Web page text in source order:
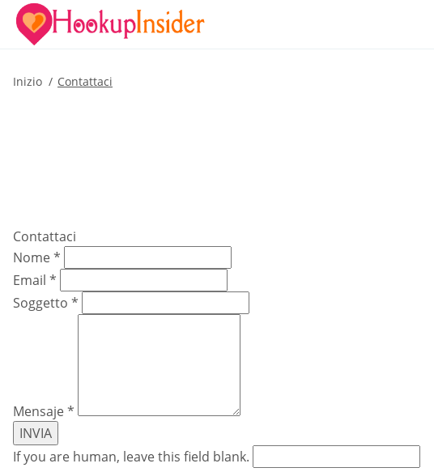
Inizio Contattaci
Contattaci
Nome*
Email *
Soggetto *
Mensaje*
INVIA
If you are human, leave this field blank.